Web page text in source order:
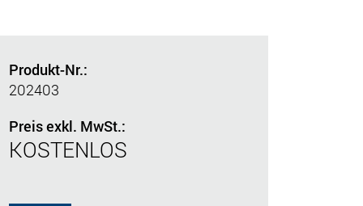
Produkt-Nr.:
202403
Preis exkl. MwSt.:
KOSTENLOS